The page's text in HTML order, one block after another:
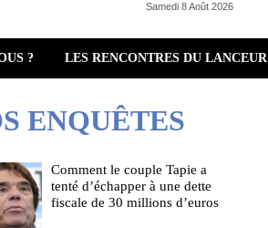
Samedi 8 Août 2026
? LES RENCONTRES DU LANCEUR
ENQUÊTES
Comment le couple Tapie a
tenté d’échapper à une dette
fiscale de 30 millions d’euros